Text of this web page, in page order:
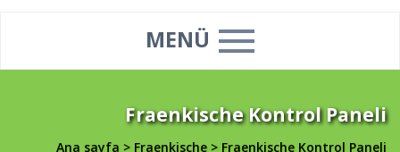
MENÜ
Fraenkische Kontrol Paneli
Ana sayfa > Fraenkische > Fraenkische Kontrol Paneli